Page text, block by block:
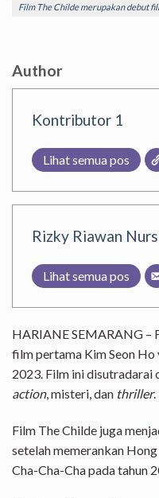
Film The Childe merupakan debut
Author
Kontributor 1
Lihat semua pos
Rizky Riawan
Lihat semua pos
HARIANE SEMARANG –
film pertama Kim Seon Ho
2023. Film ini disutradarai
action, misteri, dan thriller.
Film The Childe juga
setelah memerankan
Cha-Cha-Cha pada tahun